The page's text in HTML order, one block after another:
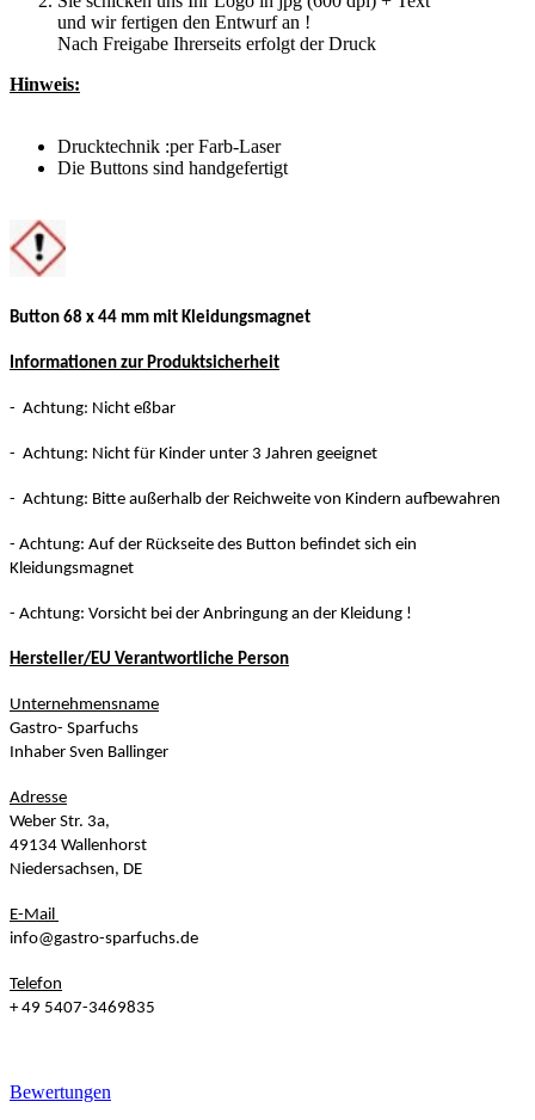
und wir fertigen den Entwurf an !
Nach Freigabe Ihrerseits erfolgt der Druck
Hinweis:
Drucktechnik :per Farb-Laser
Die Buttons sind handgefertigt
Button 68 x 44 mm mit Kleidungsmagnet
Informationen zur Produktsicherheit
- Achtung: Nicht eßbar
- Achtung: Nicht für Kinder unter 3 Jahren geeignet
- Achtung: Bitte außerhalb der Reichweite von Kindern aufbewahren
- Achtung: Auf der Rückseite des Button befindet sich ein
Kleidungsmagnet
- Achtung: Vorsicht bei der Anbringung an der Kleidung !
Hersteller/EU Verantwortliche Person
Unternehmensname
Gastro- Sparfuchs
Inhaber Sven Ballinger
Adresse
Weber Str. 3a,
49134 Wallenhorst
Niedersachsen, DE
E-Mail
info@gastro-sparfuchs.de
Telefon
+ 49 5407-3469835
Bewertungen